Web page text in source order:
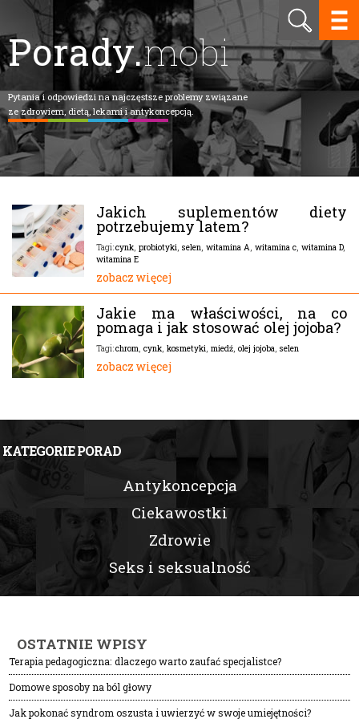
Porady.mobi
Pytania i odpowiedzi na najczęstsze problemy związane
ze zdrowiem, dietą, lekami i antykoncepcją.
Jakich suplementów diety
potrzebujemy latem?
Tagi:cynk, probiotyki, selen, witamina A, witamina c, witamina D,
witamina E
zobacz więcej
Jakie ma właściwości, na co
pomaga i jak stosować olej jojoba?
Tagi:chrom, cynk, kosmetyki, miedź, olej jojoba, selen
zobacz więcej
KATEGORIE PORAD
Antykoncepcja
Ciekawostki
Zdrowie
Seks i seksualność
OSTATNIE WPISY
Terapia pedagogiczna: dlaczego warto zaufać specjalistce?
Domowe sposoby na ból głowy
Jak pokonać syndrom oszusta i uwierzyć w swoje umiejętności?